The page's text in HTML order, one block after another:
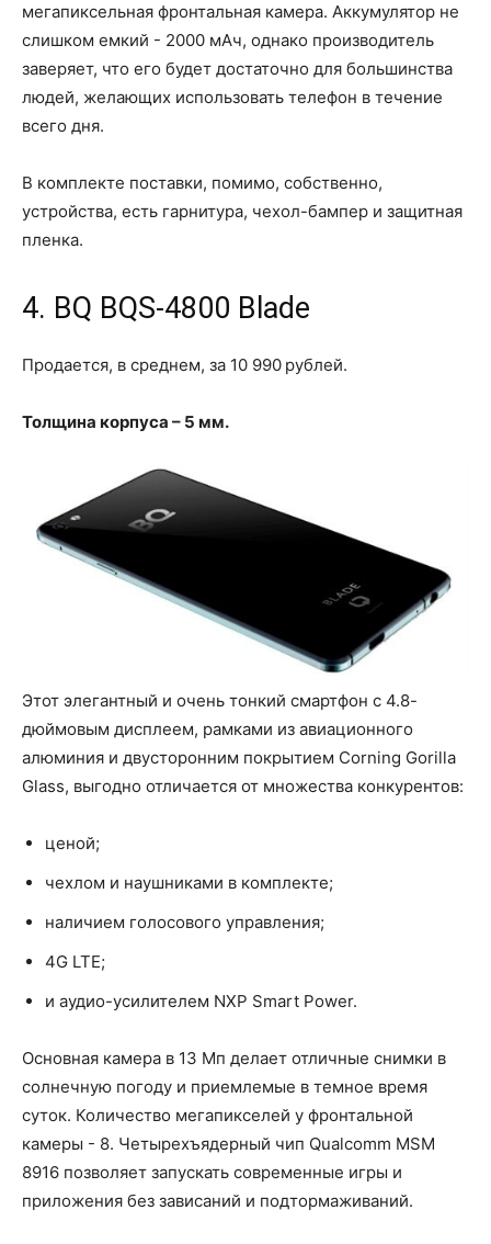
мегапиксельная фронтальная камера. Аккумулятор не
слишком емкий - 2000 мАч, однако производитель
заверяет, что его будет достаточно для большинства
людей, желающих использовать телефон в течение
всего дня.
В комплекте поставки, помимо, собственно,
устройства, есть гарнитура, чехол-бампер и защитная
пленка.
4. BQ BQS-4800 Blade
Продается, в среднем, за 10 990 рублей.
Толщина корпуса – 5 мм.
Этот элегантный и очень тонкий смартфон с 4.8-
дюймовым дисплеем, рамками из авиационного
алюминия и двусторонним покрытием Corning Gorilla
Glass, выгодно отличается от множества конкурентов:
ценой;
чехлом и наушниками в комплекте;
наличием голосового управления;
4G LTE;
и аудио-усилителем NXP Smart Power.
Основная камера в 13 Мп делает отличные снимки в
солнечную погоду и приемлемые в темное время
суток. Количество мегапикселей у фронтальной
камеры - 8. Четырехъядерный чип Qualcomm MSM
8916 позволяет запускать современные игры и
приложения без зависаний и подтормаживаний.